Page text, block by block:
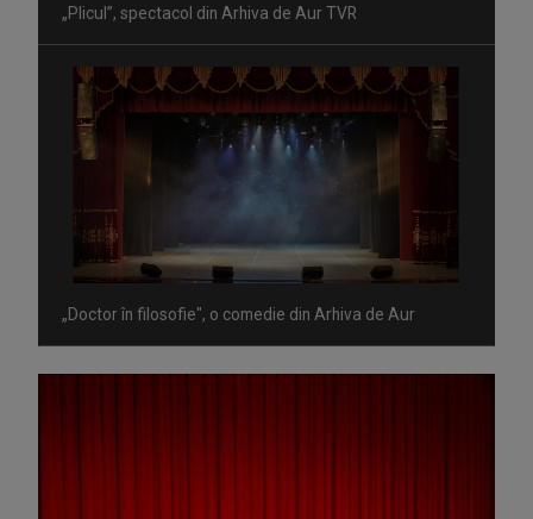
„Plicul”, spectacol din Arhiva de Aur TVR
„Doctor în filosofie", o comedie din Arhiva de Aur